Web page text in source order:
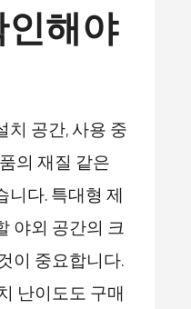
해야
공간, 사용 중
의 재질 같은
니다. 특대형 제
야외 공간의 크
이 중요합니다.
난이도도 구매